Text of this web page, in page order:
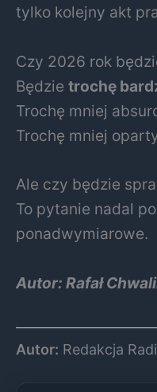
tylko kolejny akt
Czy 2026 rok
Będzie trochę
Trochę mniej
Trochę mniej
Ale czy będzie
To pytanie nadal
ponadwymiarowe.
Autor: Rafał
Autor: Redakcja